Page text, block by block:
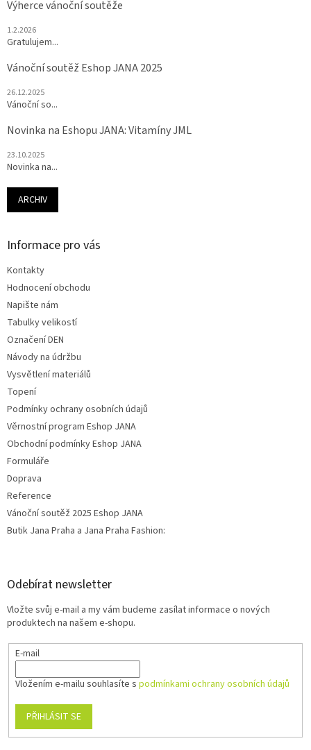
Výherce vánoční soutěže
1.2.2026
Gratulujem...
Vánoční soutěž Eshop JANA 2025
26.12.2025
Vánoční so...
Novinka na Eshopu JANA: Vitamíny JML
23.10.2025
Novinka na...
ARCHIV
Informace pro vás
Kontakty
Hodnocení obchodu
Napište nám
Tabulky velikostí
Označení DEN
Návody na údržbu
Vysvětlení materiálů
Topení
Podmínky ochrany osobních údajů
Věrnostní program Eshop JANA
Obchodní podmínky Eshop JANA
Formuláře
Doprava
Reference
Vánoční soutěž 2025 Eshop JANA
Butik Jana Praha a Jana Praha Fashion:
Odebírat newsletter
Vložte svůj e-mail a my vám budeme zasílat informace o nových
produktech na našem e-shopu.
E-mail
Vložením e-mailu souhlasíte s podmínkami ochrany osobních údajů
PŘIHLÁSIT SE